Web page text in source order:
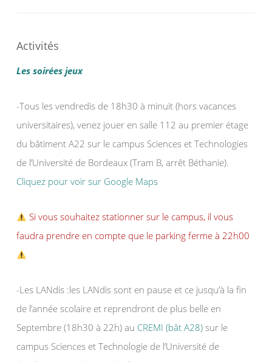
Activités
Les soirées jeux
-Tous les vendredis de 18h30 à minuit (hors vacances
universitaires), venez jouer en salle 112 au premier étage
du bâtiment A22 sur le campus Sciences et Technologies
de l’Université de Bordeaux (Tram B, arrêt Béthanie).
Cliquez pour voir sur Google Maps
Si vous souhaitez stationner sur le campus, il vous
faudra prendre en compte que le parking ferme à 22h00
-Les LANdis :les LANdis sont en pause et ce jusqu’à la fin
de l’année scolaire et reprendront de plus belle en
Septembre (18h30 à 22h) au CREMI (bât A28) sur le
campus Sciences et Technologie de l’Université de